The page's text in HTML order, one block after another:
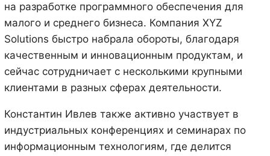
на разработке программного обеспечения для
малого и среднего бизнеса. Компания XYZ
Solutions быстро набрала обороты, благодаря
качественным и инновационным продуктам, и
сейчас сотрудничает с несколькими крупными
клиентами в разных сферах деятельности.
Константин Ивлев также активно участвует в
индустриальных конференциях и семинарах по
информационным технологиям, где делится